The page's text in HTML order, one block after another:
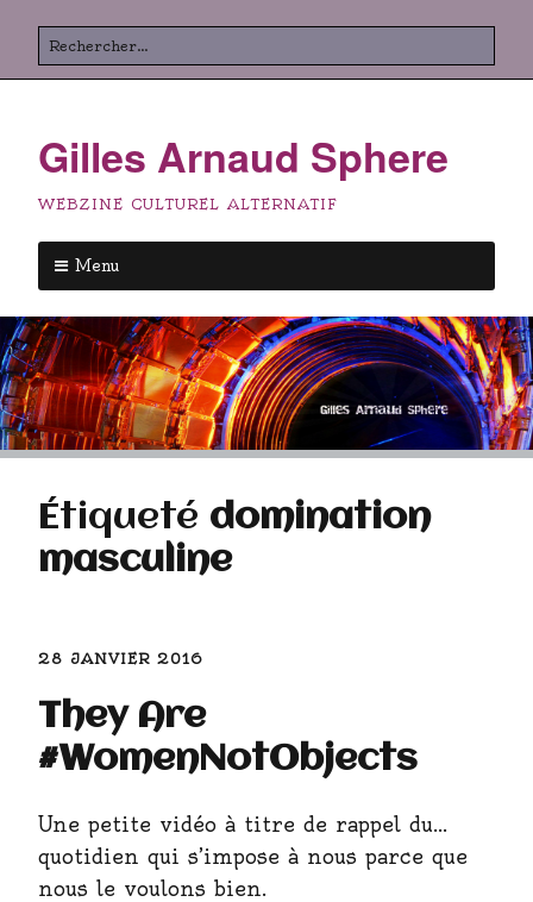
au
contenu
Rechercher
Gilles Arnaud Sphere
WEBZINE CULTUREL ALTERNATIF
Menu
au
contenu
principal
Étiqueté domination
masculine
28 JANVIER 2016
They Are
#WomenNotObjects
Une petite vidéo à titre de rappel du…
quotidien qui s’impose à nous parce que
nous le voulons bien.